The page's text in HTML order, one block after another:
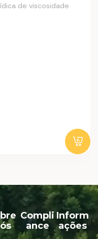
de viscosidade
Compli
ance
Inform
ações